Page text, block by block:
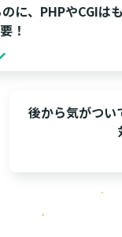
に、PHPやCGIは
！
後から気がつい